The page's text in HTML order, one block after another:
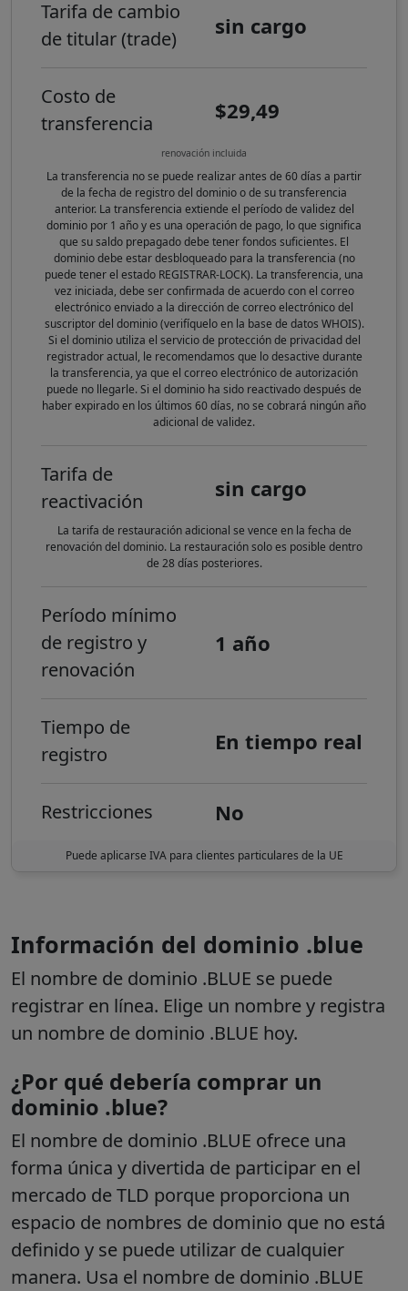
Tarifa de cambio
de titular (trade)
sin cargo
Costo de
transferencia
$29,49
renovación incluida
La transferencia no se puede realizar antes de 60 días a partir
de la fecha de registro del dominio o de su transferencia
anterior. La transferencia extiende el período de validez del
dominio por 1 año y es una operación de pago, lo que significa
que su saldo prepagado debe tener fondos suficientes. El
dominio debe estar desbloqueado para la transferencia (no
puede tener el estado REGISTRAR-LOCK). La transferencia, una
vez iniciada, debe ser confirmada de acuerdo con el correo
electrónico enviado a la dirección de correo electrónico del
suscriptor del dominio (verifíquelo en la base de datos WHOIS).
Si el dominio utiliza el servicio de protección de privacidad del
registrador actual, le recomendamos que lo desactive durante
la transferencia, ya que el correo electrónico de autorización
puede no llegarle. Si el dominio ha sido reactivado después de
haber expirado en los últimos 60 días, no se cobrará ningún año
adicional de validez.
Tarifa de
reactivación
sin cargo
La tarifa de restauración adicional se vence en la fecha de
renovación del dominio. La restauración solo es posible dentro
de 28 días posteriores.
Período mínimo
de registro y
renovación
1 año
Tiempo de
registro
En tiempo real
Restricciones No
Puede aplicarse IVA para clientes particulares de la UE
Información del dominio .blue
El nombre de dominio .BLUE se puede
registrar en línea. Elige un nombre y registra
un nombre de dominio .BLUE hoy.
¿Por qué debería comprar un
dominio .blue?
El nombre de dominio .BLUE ofrece una
forma única y divertida de participar en el
mercado de TLD porque proporciona un
espacio de nombres de dominio que no está
definido y se puede utilizar de cualquier
manera. Usa el nombre de dominio .BLUE